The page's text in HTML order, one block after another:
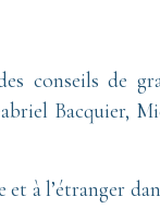
conseils de
Bacquier,
à l’étranger